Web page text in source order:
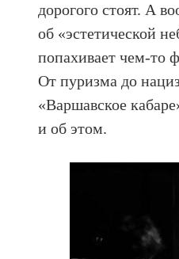
дорогого стоят. А
об «эстетической
попахивает чем-то
От пуризма до
«Варшавское
и об этом.